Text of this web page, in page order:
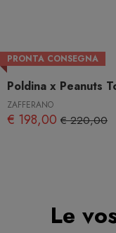
PRONTA CONSEGNA
Poldina x Peanuts
ZAFFERANO
€ 198,00 € 220,00
Le